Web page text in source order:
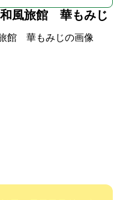
風旅館 華もみじ